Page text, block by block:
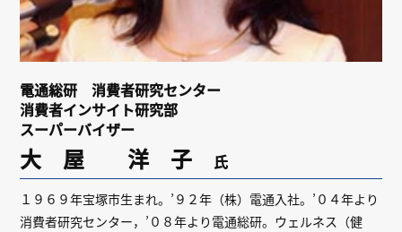
電通総研 消費者研究センター
消費者インサイト研究部
スーパーバイザー
大 屋 洋 子 氏
１９６９年宝塚市生まれ。’９２年（株）電通入社。’０４年より
消費者研究センター，’０８年より電通総研。ウェルネス（健